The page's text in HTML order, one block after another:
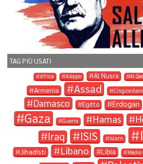
TAG PIÙ USATI
Africa Aleppo Al Nusra Al
Armenia Assad
Damasco Egitto Erdogan
Gaza Guerra Hamas
Iraq ISIS Islam
Jihadisti Libano Libia Medio